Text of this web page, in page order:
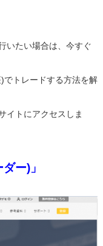
いたい場合は、今すぐ
でトレードする方法を解
イトにアクセスしま
ー)」